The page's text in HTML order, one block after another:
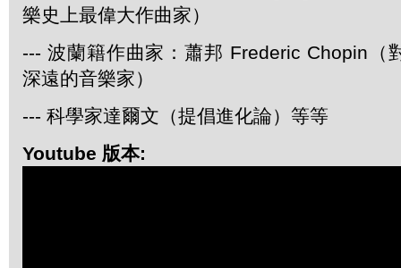
樂史上最偉大作曲家）
--- 波蘭籍作曲家：蕭邦 Frederic Chopin（
深遠的音樂家）
--- 科學家達爾文（提倡進化論）等等
Youtube 版本: